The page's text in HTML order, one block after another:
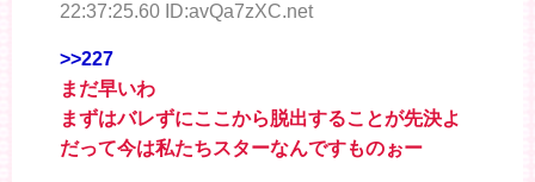
22:37:25.60 ID:avQa7zXC.net
>>227
まだ早いわ
まずはバレずにここから脱出することが先決よ
だって今は私たちスターなんですものぉー